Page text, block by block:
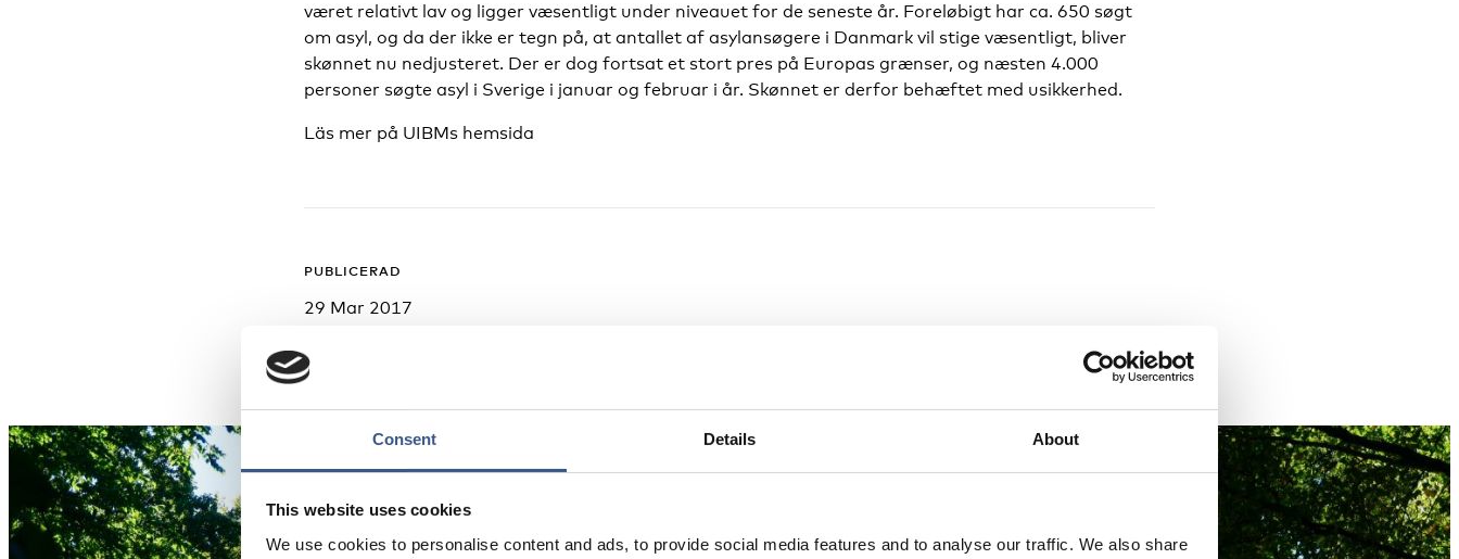
Consent Details About
This website uses cookies
We use cookies to personalise content and ads, to provide social media features and to analyse our traffic. We also share
været relativt lav og ligger væsentligt under niveauet for de seneste år. Foreløbigt har ca. 650 søgt
om asyl, og da der ikke er tegn på, at antallet af asylansøgere i Danmark vil stige væsentligt, bliver
skønnet nu nedjusteret. Der er dog fortsat et stort pres på Europas grænser, og næsten 4.000
personer søgte asyl i Sverige i januar og februar i år. Skønnet er derfor behæftet med usikkerhed.
Läs mer på UIBMs hemsida
PUBLICERAD
29 Mar 2017
NYHETSBREV